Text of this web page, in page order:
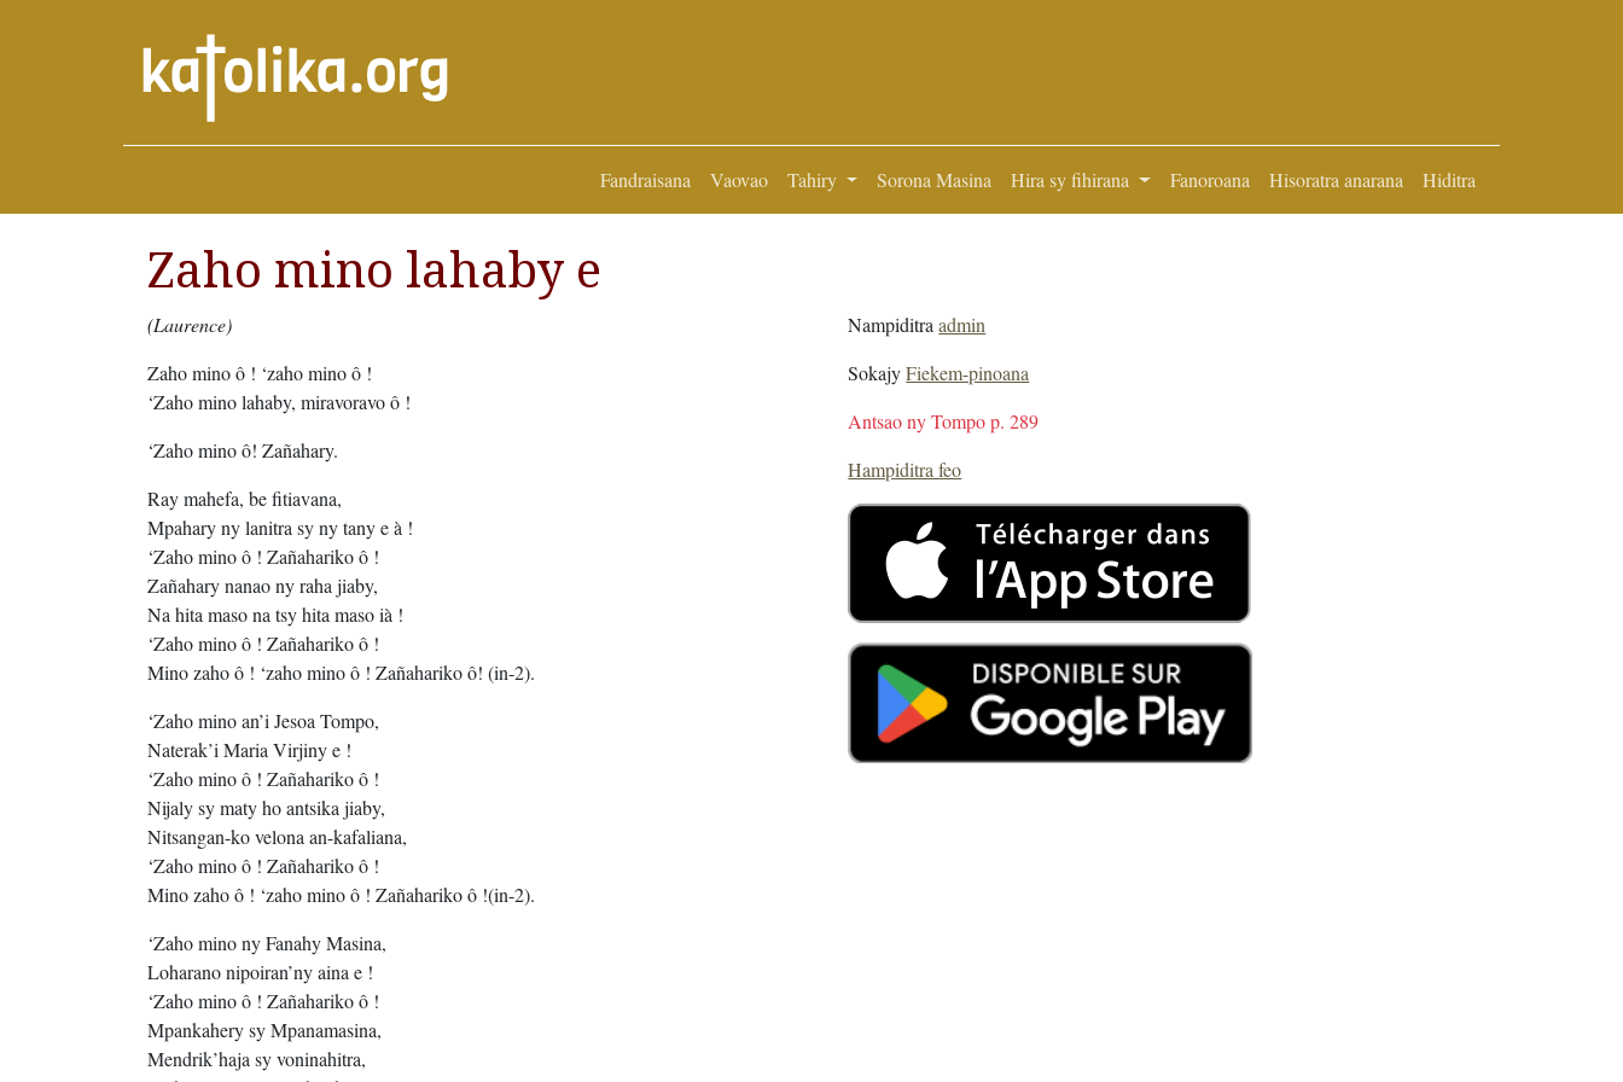
Fandraisana Vaovao Tahiry Sorona Masina Hira sy fihirana Fanoroana Hisoratra anarana Hiditra
Zaho mino lahaby e
(Laurence)
Zaho mino ô ! ‘zaho mino ô !
‘Zaho mino lahaby, miravoravo ô !
‘Zaho mino ô! Zañahary.
Ray mahefa, be fitiavana,
Mpahary ny lanitra sy ny tany e à !
‘Zaho mino ô ! Zañahariko ô !
Zañahary nanao ny raha jiaby,
Na hita maso na tsy hita maso ià !
‘Zaho mino ô ! Zañahariko ô !
Mino zaho ô ! ‘zaho mino ô ! Zañahariko ô! (in-2).
‘Zaho mino an’i Jesoa Tompo,
Naterak’i Maria Virjiny e !
‘Zaho mino ô ! Zañahariko ô !
Nijaly sy maty ho antsika jiaby,
Nitsangan-ko velona an-kafaliana,
‘Zaho mino ô ! Zañahariko ô !
Mino zaho ô ! ‘zaho mino ô ! Zañahariko ô !(in-2).
‘Zaho mino ny Fanahy Masina,
Loharano nipoiran’ny aina e !
‘Zaho mino ô ! Zañahariko ô !
Mpankahery sy Mpanamasina,
Mendrik’haja sy voninahitra,
Nampiditraadmin
SokajyFiekem-pinoana
Antsao ny Tompo p. 289
Hampiditra feo